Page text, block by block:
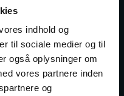
indhold og
til sociale medier og til
også oplysninger om
vores partnere inden
og
Ein Stück der
später, in Hvide
das Holz im
in Thorsminde.